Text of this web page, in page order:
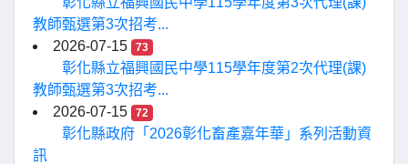
教師甄選第3次招考...
2026-07-15
73
彰化縣立福興國民中學115學年度第2次代理(課)
教師甄選第3次招考...
2026-07-15
72
彰化縣政府「2026彰化畜產嘉年華」系列活動資
訊